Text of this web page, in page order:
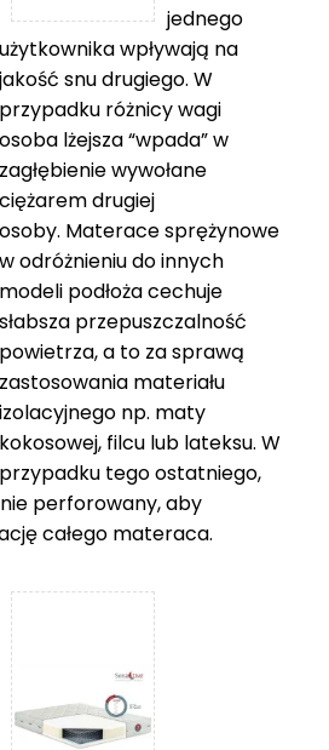
od
1
349 zł
2
459 zł
jednego
użytkownika wpływają na
jakość snu drugiego. W
przypadku różnicy wagi
osoba lżejsza “wpada” w
zagłębienie wywołane
ciężarem drugiej
osoby. Materace sprężynowe
w odróżnieniu do innych
modeli podłoża cechuje
słabsza przepuszczalność
powietrza, a to za sprawą
zastosowania materiału
izolacyjnego np. maty
kokosowej, filcu lub lateksu. W
przypadku tego ostatniego,
perforowany, aby
całego materaca.